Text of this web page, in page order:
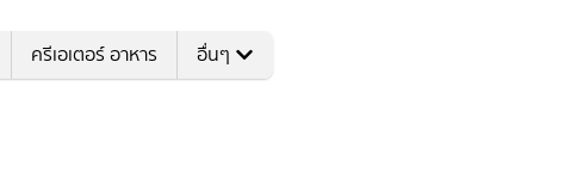
ครีเอเตอร์ อาหาร อื่นๆ